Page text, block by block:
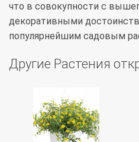
что в совокупности с
декоративными
популярнейшим садовым
Другие Растения